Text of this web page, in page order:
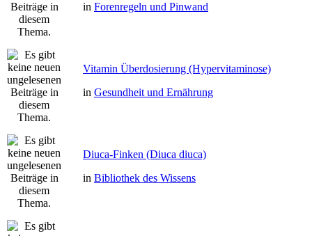
in Forenregeln und Pinwand
Vitamin Überdosierung (Hypervitaminose)
in Gesundheit und Ernährung
Diuca-Finken (Diuca diuca)
in Bibliothek des Wissens